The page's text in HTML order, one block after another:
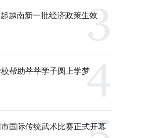
越南新一批经济政策生效
帮助莘莘学子圆上学梦
国际传统武术比赛正式开幕